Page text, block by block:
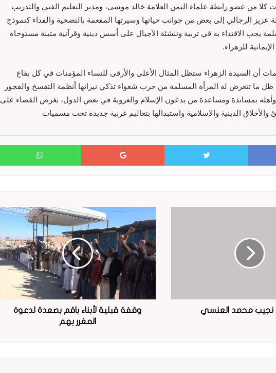
من عضو رابطة علماء اليمن العلامة خالد موسى، ومدير التعليم الفني والتدريب
عزيز الرجالي إلى بعض من جوانب حياتها وسيرتها المفعمة بالتضحية والفداء كنموذج
يجب الاقتداء به في تربية وتنشئة الأجيال على أسس دينية وقرآنية متينة مستوحاة
للزهراء.
أن السيدة الزهراء ستظل المثال الأعلى والأرقى للنساء المؤمنات في كل بقاع
ما تتعرض له المرأة المسلمة من حرب شعواء تذكي نيرانها أنظمة التفسخ والفجور
وأهله بمساندة ومساعدة من يدعون الإسلام والعروبة في بعض الدول، بغرض القضاء على
والأخلاق الدينية والإسلامية واستبدالها بتعاليم غربية جديدة تحت مسميات
Facebook
Twitter
Google+
نجيب محمد العنسي
وقفة قبلية لأبناء باقم بصعدة لدعوة
المغرر بهم